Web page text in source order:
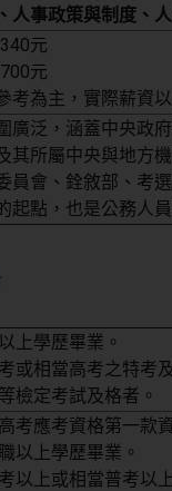
人事政策與制度、
元
元
考為主，實際薪資
廣泛，涵蓋中央政
其所屬中央與地方
員會、銓敘部、考
起點，也是公務人
上學歷畢業。
或相當高考之特考
檢定考試及格者。
考應考資格第一款
以上學歷畢業。
以上或相當普考以